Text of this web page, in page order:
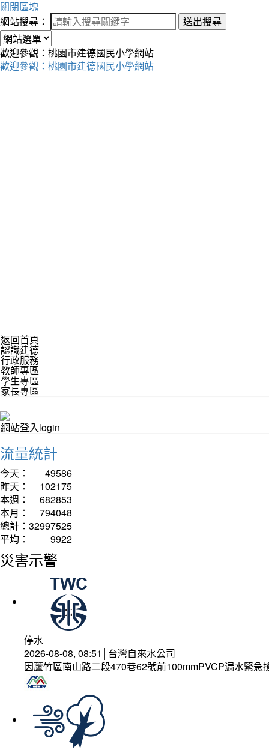
關閉區塊
網站搜尋：
送出搜尋
歡迎參觀：桃園市建德國民小學網站
歡迎參觀：桃園市建德國民小學網站
返回首頁
認識建德
行政服務
教師專區
學生專區
家長專區
網站登入login
流量統計
今天：
49586
昨天：
102175
本週：
682853
本月：
794048
總計： 32997525
平均：
9922
災害示警
停水
2026-08-08, 08:51│台灣自來水公司
因蘆竹區南山路二段470巷62號前100mmPVCP漏水緊急